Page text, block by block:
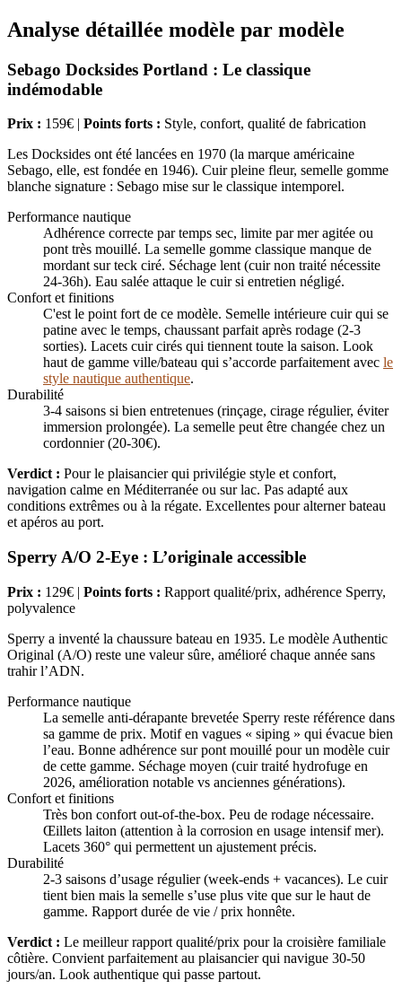
Analyse détaillée modèle par modèle
Sebago Docksides Portland : Le classique
indémodable
Prix : 159€ | Points forts : Style, confort, qualité de fabrication
Les Docksides ont été lancées en 1970 (la marque américaine
Sebago, elle, est fondée en 1946). Cuir pleine fleur, semelle gomme
blanche signature : Sebago mise sur le classique intemporel.
Performance nautique
Adhérence correcte par temps sec, limite par mer agitée ou
pont très mouillé. La semelle gomme classique manque de
mordant sur teck ciré. Séchage lent (cuir non traité nécessite
24-36h). Eau salée attaque le cuir si entretien négligé.
Confort et finitions
C'est le point fort de ce modèle. Semelle intérieure cuir qui se
patine avec le temps, chaussant parfait après rodage (2-3
sorties). Lacets cuir cirés qui tiennent toute la saison. Look
haut de gamme ville/bateau qui s’accorde parfaitement avec le
style nautique authentique.
Durabilité
3-4 saisons si bien entretenues (rinçage, cirage régulier, éviter
immersion prolongée). La semelle peut être changée chez un
cordonnier (20-30€).
Verdict : Pour le plaisancier qui privilégie style et confort,
navigation calme en Méditerranée ou sur lac. Pas adapté aux
conditions extrêmes ou à la régate. Excellentes pour alterner bateau
et apéros au port.
Sperry A/O 2-Eye : L’originale accessible
Prix : 129€ | Points forts : Rapport qualité/prix, adhérence Sperry,
polyvalence
Sperry a inventé la chaussure bateau en 1935. Le modèle Authentic
Original (A/O) reste une valeur sûre, amélioré chaque année sans
trahir l’ADN.
Performance nautique
La semelle anti-dérapante brevetée Sperry reste référence dans
sa gamme de prix. Motif en vagues « siping » qui évacue bien
l’eau. Bonne adhérence sur pont mouillé pour un modèle cuir
de cette gamme. Séchage moyen (cuir traité hydrofuge en
2026, amélioration notable vs anciennes générations).
Confort et finitions
Très bon confort out-of-the-box. Peu de rodage nécessaire.
Œillets laiton (attention à la corrosion en usage intensif mer).
Lacets 360° qui permettent un ajustement précis.
Durabilité
2-3 saisons d’usage régulier (week-ends + vacances). Le cuir
tient bien mais la semelle s’use plus vite que sur le haut de
gamme. Rapport durée de vie / prix honnête.
Verdict : Le meilleur rapport qualité/prix pour la croisière familiale
côtière. Convient parfaitement au plaisancier qui navigue 30-50
jours/an. Look authentique qui passe partout.